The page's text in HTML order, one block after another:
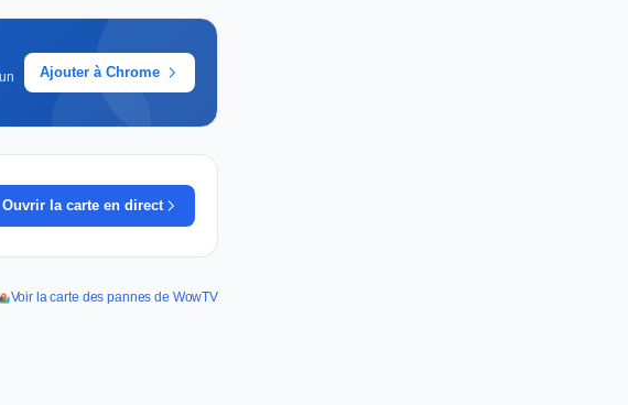
Ajouter à Chrome
Ouvrir la carte en direct
Voir la carte des pannes de WowTV